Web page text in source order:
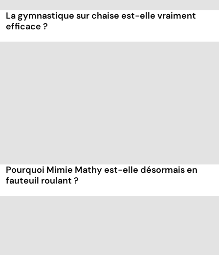
La gymnastique sur chaise est-elle vraiment
efficace ?
Pourquoi Mimie Mathy est-elle désormais en
fauteuil roulant ?